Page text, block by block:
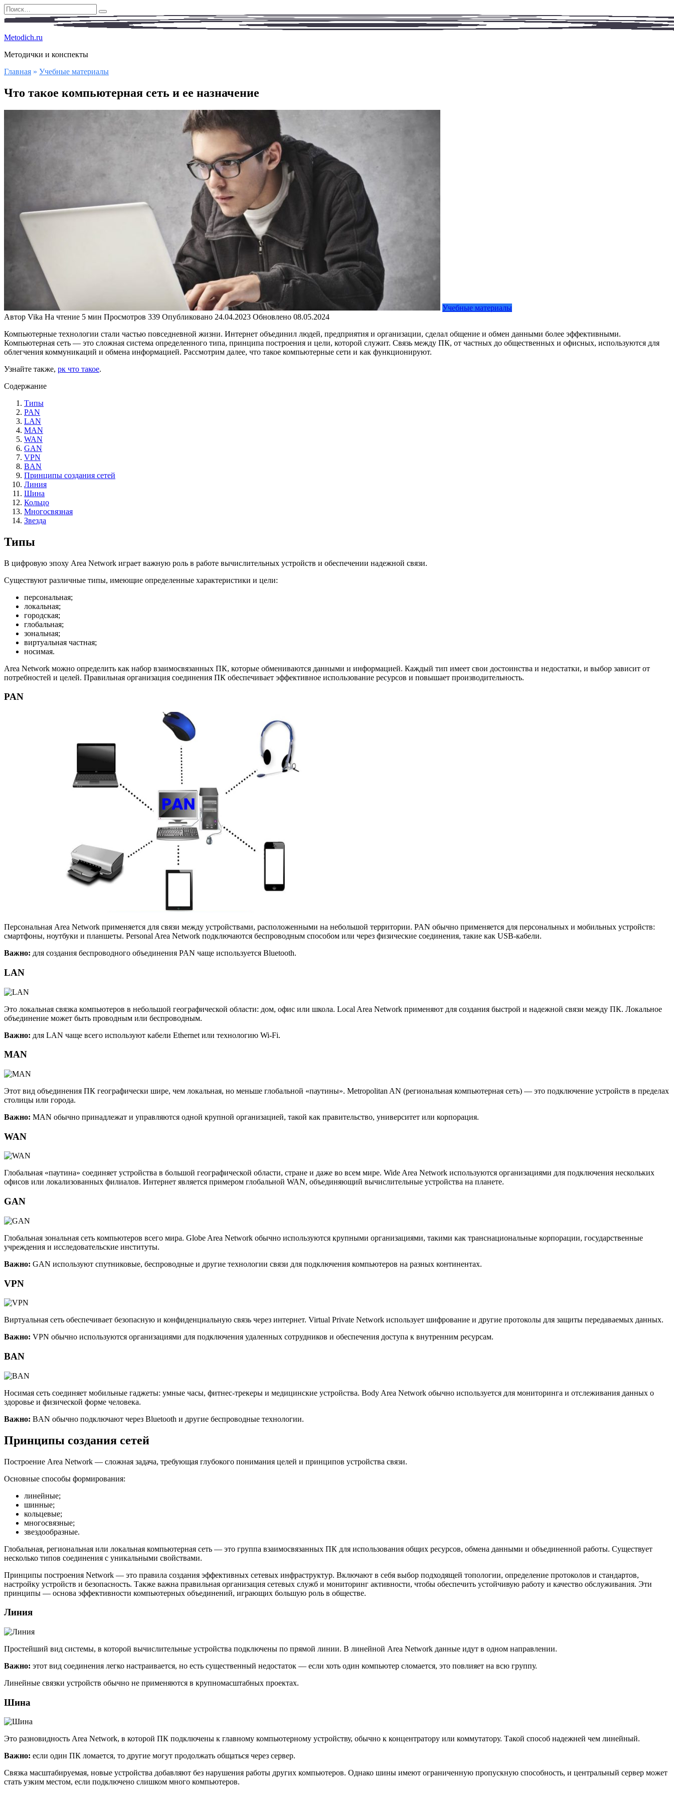
Перейти
к
Search
for:
Metodich.ru
Методички и конспекты
Главная » Учебные материалы
Что такое компьютерная сеть и ее назначение
Учебные материалы
Автор Vika На чтение 5 мин Просмотров 339 Опубликовано 24.04.2023 Обновлено 08.05.2024
Компьютерные технологии стали частью повседневной жизни. Интернет объединил людей, предприятия и организации, сделал общение и обмен данными более эффективными.
Компьютерная сеть — это сложная система определенного типа, принципа построения и цели, которой служит. Связь между ПК, от частных до общественных и офисных, используются для
облегчения коммуникаций и обмена информацией. Рассмотрим далее, что такое компьютерные сети и как функционируют.
Узнайте также, рк что такое.
Содержание
Типы
PAN
LAN
MAN
WAN
GAN
VPN
BAN
Принципы создания сетей
Линия
Шина
Кольцо
Многосвязная
Звезда
Типы
В цифровую эпоху Area Network играет важную роль в работе вычислительных устройств и обеспечении надежной связи.
Существуют различные типы, имеющие определенные характеристики и цели:
персональная;
локальная;
городская;
глобальная;
зональная;
виртуальная частная;
носимая.
Area Network можно определить как набор взаимосвязанных ПК, которые обмениваются данными и информацией. Каждый тип имеет свои достоинства и недостатки, и выбор зависит от
потребностей и целей. Правильная организация соединения ПК обеспечивает эффективное использование ресурсов и повышает производительность.
PAN
Персональная Area Network применяется для связи между устройствами, расположенными на небольшой территории. PAN обычно применяется для персональных и мобильных устройств:
смартфоны, ноутбуки и планшеты. Personal Area Network подключаются беспроводным способом или через физические соединения, такие как USB-кабели.
Важно: для создания беспроводного объединения PAN чаще используется Bluetooth.
LAN
Это локальная связка компьютеров в небольшой географической области: дом, офис или школа. Local Area Network применяют для создания быстрой и надежной связи между ПК. Локальное
объединение может быть проводным или беспроводным.
Важно: для LAN чаще всего используют кабели Ethernet или технологию Wi-Fi.
MAN
Этот вид объединения ПК географически шире, чем локальная, но меньше глобальной «паутины». Metropolitan AN (региональная компьютерная сеть) — это подключение устройств в пределах
столицы или города.
Важно: MAN обычно принадлежат и управляются одной крупной организацией, такой как правительство, университет или корпорация.
WAN
Глобальная «паутина» соединяет устройства в большой географической области, стране и даже во всем мире. Wide Area Network используются организациями для подключения нескольких
офисов или локализованных филиалов. Интернет является примером глобальной WAN, объединяющий вычислительные устройства на планете.
GAN
Глобальная зональная сеть компьютеров всего мира. Globe Area Network обычно используются крупными организациями, такими как транснациональные корпорации, государственные
учреждения и исследовательские институты.
Важно: GAN используют спутниковые, беспроводные и другие технологии связи для подключения компьютеров на разных континентах.
VPN
Виртуальная сеть обеспечивает безопасную и конфиденциальную связь через интернет. Virtual Private Network использует шифрование и другие протоколы для защиты передаваемых данных.
Важно: VPN обычно используются организациями для подключения удаленных сотрудников и обеспечения доступа к внутренним ресурсам.
BAN
Носимая сеть соединяет мобильные гаджеты: умные часы, фитнес-трекеры и медицинские устройства. Body Area Network обычно используется для мониторинга и отслеживания данных о
здоровье и физической форме человека.
Важно: BAN обычно подключают через Bluetooth и другие беспроводные технологии.
Принципы создания сетей
Построение Area Network — сложная задача, требующая глубокого понимания целей и принципов устройства связи.
Основные способы формирования:
линейные;
шинные;
кольцевые;
многосвязные;
звездообразные.
Глобальная, региональная или локальная компьютерная сеть — это группа взаимосвязанных ПК для использования общих ресурсов, обмена данными и объединенной работы. Существует
несколько типов соединения с уникальными свойствами.
Принципы построения Network — это правила создания эффективных сетевых инфраструктур. Включают в себя выбор подходящей топологии, определение протоколов и стандартов,
настройку устройств и безопасность. Также важна правильная организация сетевых служб и мониторинг активности, чтобы обеспечить устойчивую работу и качество обслуживания. Эти
принципы — основа эффективности компьютерных объединений, играющих большую роль в обществе.
Линия
Простейший вид системы, в которой вычислительные устройства подключены по прямой линии. В линейной Area Network данные идут в одном направлении.
Важно: этот вид соединения легко настраивается, но есть существенный недостаток — если хоть один компьютер сломается, это повлияет на всю группу.
Линейные связки устройств обычно не применяются в крупномасштабных проектах.
Шина
Это разновидность Area Network, в которой ПК подключены к главному компьютерному устройству, обычно к концентратору или коммутатору. Такой способ надежней чем линейный.
Важно: если один ПК ломается, то другие могут продолжать общаться через сервер.
Связка масштабируемая, новые устройства добавляют без нарушения работы других компьютеров. Однако шины имеют ограниченную пропускную способность, и центральный сервер может
стать узким местом, если подключено слишком много компьютеров.